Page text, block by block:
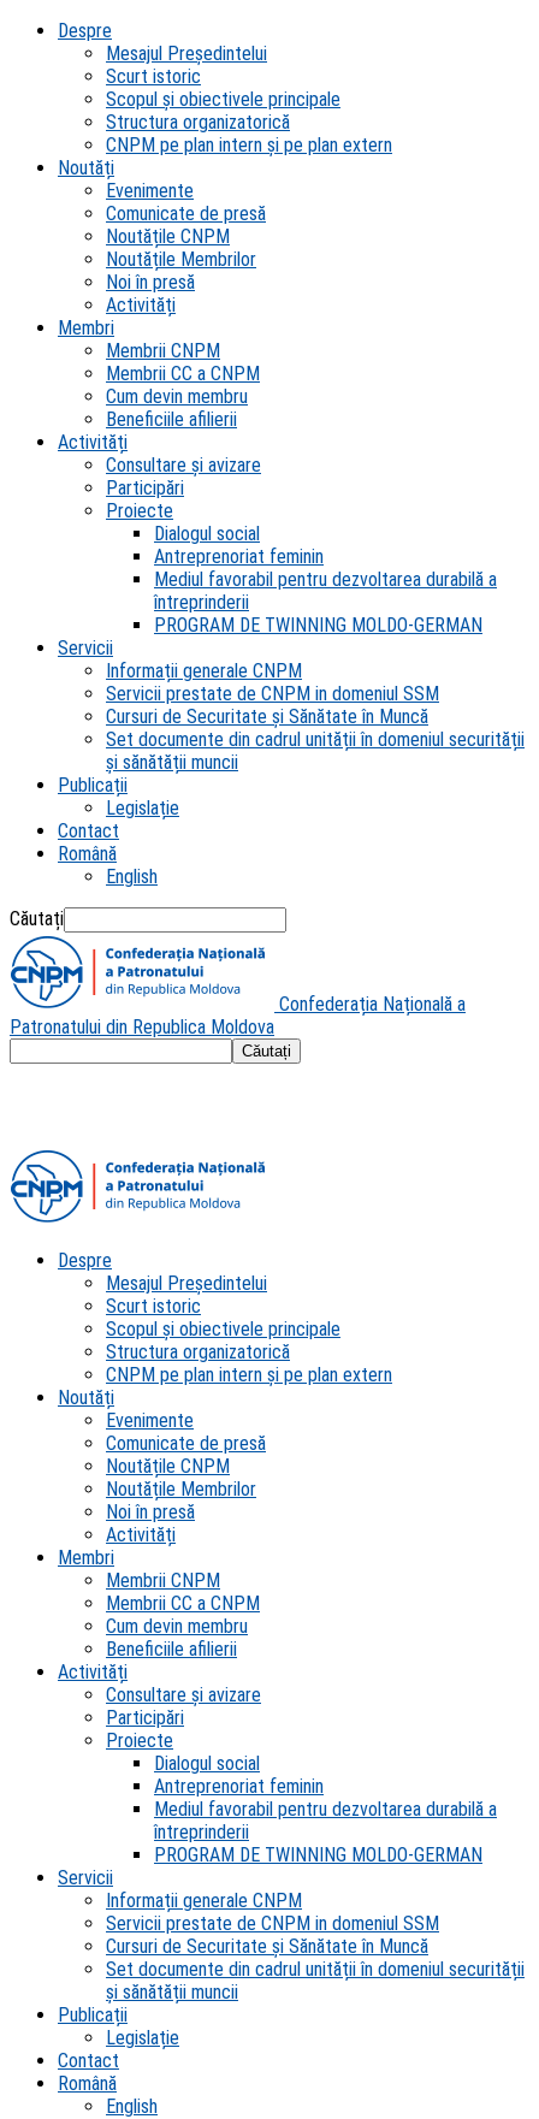
Despre
Mesajul Președintelui
Scurt istoric
Scopul şi obiectivele principale
Structura organizatorică
CNPM pe plan intern şi pe plan extern
Noutăți
Evenimente
Comunicate de presă
Noutățile CNPM
Noutățile Membrilor
Noi în presă
Activități
Membri
Membrii CNPM
Membrii CC a CNPM
Cum devin membru
Beneficiile afilierii
Activități
Consultare și avizare
Participări
Proiecte
Dialogul social
Antreprenoriat feminin
Mediul favorabil pentru dezvoltarea durabilă a
întreprinderii
PROGRAM DE TWINNING MOLDO-GERMAN
Servicii
Informații generale CNPM
Servicii prestate de CNPM in domeniul SSM
Cursuri de Securitate și Sănătate în Muncă
Set documente din cadrul unității în domeniul securității
și sănătății muncii
Publicații
Legislație
Contact
Română
English
Căutați
Confederația Națională a
Patronatului din Republica Moldova
Despre
Mesajul Președintelui
Scurt istoric
Scopul şi obiectivele principale
Structura organizatorică
CNPM pe plan intern şi pe plan extern
Noutăți
Evenimente
Comunicate de presă
Noutățile CNPM
Noutățile Membrilor
Noi în presă
Activități
Membri
Membrii CNPM
Membrii CC a CNPM
Cum devin membru
Beneficiile afilierii
Activități
Consultare și avizare
Participări
Proiecte
Dialogul social
Antreprenoriat feminin
Mediul favorabil pentru dezvoltarea durabilă a
întreprinderii
PROGRAM DE TWINNING MOLDO-GERMAN
Servicii
Informații generale CNPM
Servicii prestate de CNPM in domeniul SSM
Cursuri de Securitate și Sănătate în Muncă
Set documente din cadrul unității în domeniul securității
și sănătății muncii
Publicații
Legislație
Contact
Română
English